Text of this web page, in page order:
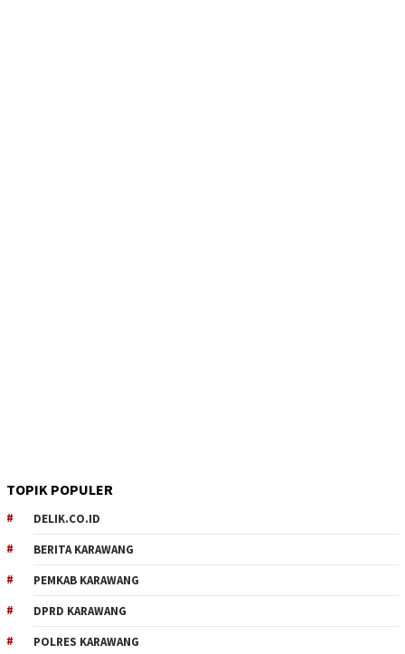
TOPIK POPULER
DELIK.CO.ID
BERITA KARAWANG
PEMKAB KARAWANG
DPRD KARAWANG
POLRES KARAWANG